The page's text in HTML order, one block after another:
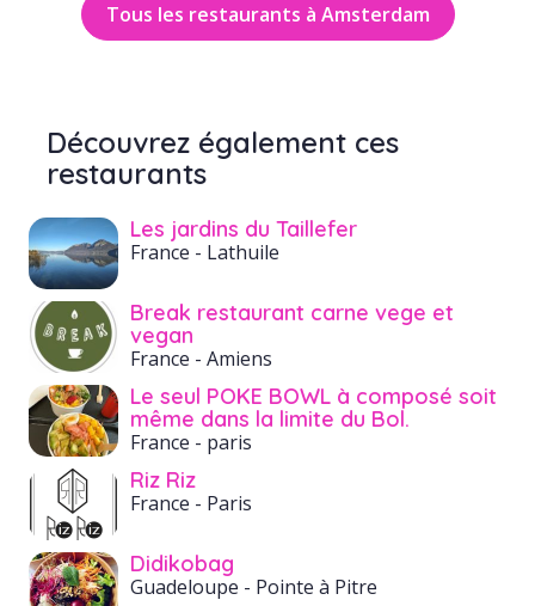
Tous les restaurants à Amsterdam
Découvrez également ces
restaurants
Les jardins du Taillefer
France - Lathuile
Break restaurant carne vege et
vegan
France - Amiens
Le seul POKE BOWL à composé soit
même dans la limite du Bol.
France - paris
Riz Riz
France - Paris
Didikobag
Guadeloupe - Pointe à Pitre